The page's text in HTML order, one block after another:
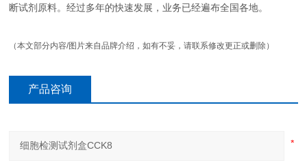
断试剂原料。经过多年的快速发展，业务已经遍布全国各地。
（本文部分内容/图片来自品牌介绍，如有不妥，请联系修改更正或删除）
产品咨询